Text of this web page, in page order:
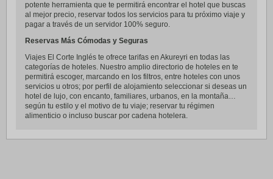
potente herramienta que te permitirá encontrar el hotel que buscas
al mejor precio, reservar todos los servicios para tu próximo viaje y
pagar a través de un servidor 100% seguro.
Reservas Más Cómodas y Seguras
Viajes El Corte Inglés te ofrece tarifas en Akureyri en todas las
categorías de hoteles. Nuestro amplio directorio de hoteles en te
permitirá escoger, marcando en los filtros, entre hoteles con unos
servicios u otros; por perfil de alojamiento seleccionar si deseas un
hotel de lujo, con encanto, familiares, urbanos, en la montaña…
según tu estilo y el motivo de tu viaje; reservar tu régimen
alimenticio o incluso buscar por cadena hotelera.